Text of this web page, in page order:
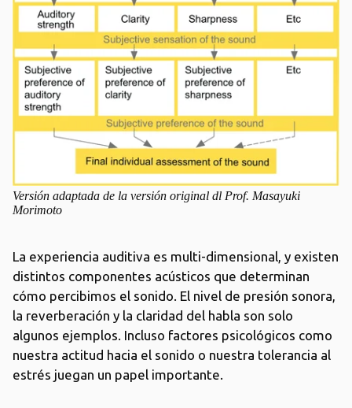
Versión adaptada de la versión original dl Prof. Masayuki
Morimoto
La experiencia auditiva es multi-dimensional, y existen
distintos componentes acústicos que determinan
cómo percibimos el sonido. El nivel de presión sonora,
la reverberación y la claridad del habla son solo
algunos ejemplos. Incluso factores psicológicos como
nuestra actitud hacia el sonido o nuestra tolerancia al
estrés juegan un papel importante.